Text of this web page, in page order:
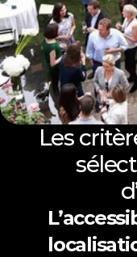
Les